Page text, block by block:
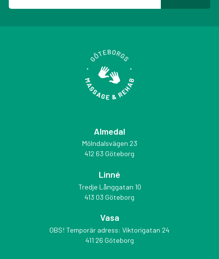
Almedal
Mölndalsvägen 23
412 63 Göteborg
Linné
Tredje Långgatan 10
413 03 Göteborg
Vasa
OBS! Temporär adress: Viktorigatan 24
411 26 Göteborg